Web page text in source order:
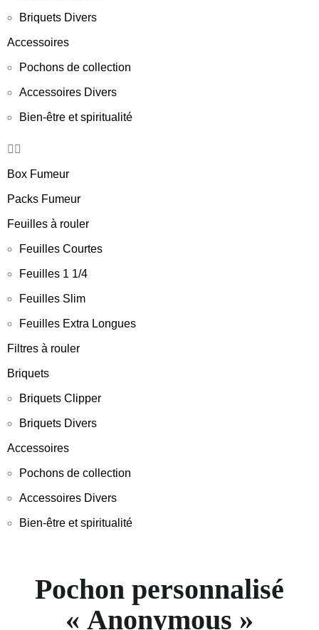
Briquets Divers
Accessoires
Pochons de collection
Accessoires Divers
Bien-être et spiritualité
Box Fumeur
Packs Fumeur
Feuilles à rouler
Feuilles Courtes
Feuilles 1 1/4
Feuilles Slim
Feuilles Extra Longues
Filtres à rouler
Briquets
Briquets Clipper
Briquets Divers
Accessoires
Pochons de collection
Accessoires Divers
Bien-être et spiritualité
Pochon personnalisé
« Anonymous »